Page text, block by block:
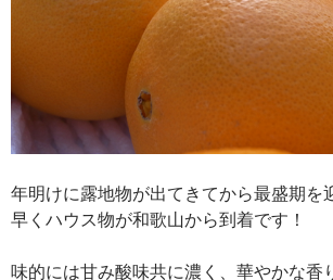
年明けに露地物が出てきてから最盛期を
早くハウス物が和歌山から到着です！
味的には甘み酸味共に濃く、華やかな香